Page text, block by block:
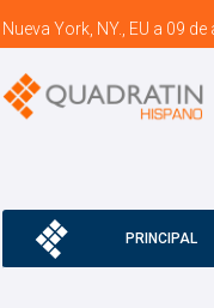
Nueva York, NY., EU a 09
PRINCIPAL